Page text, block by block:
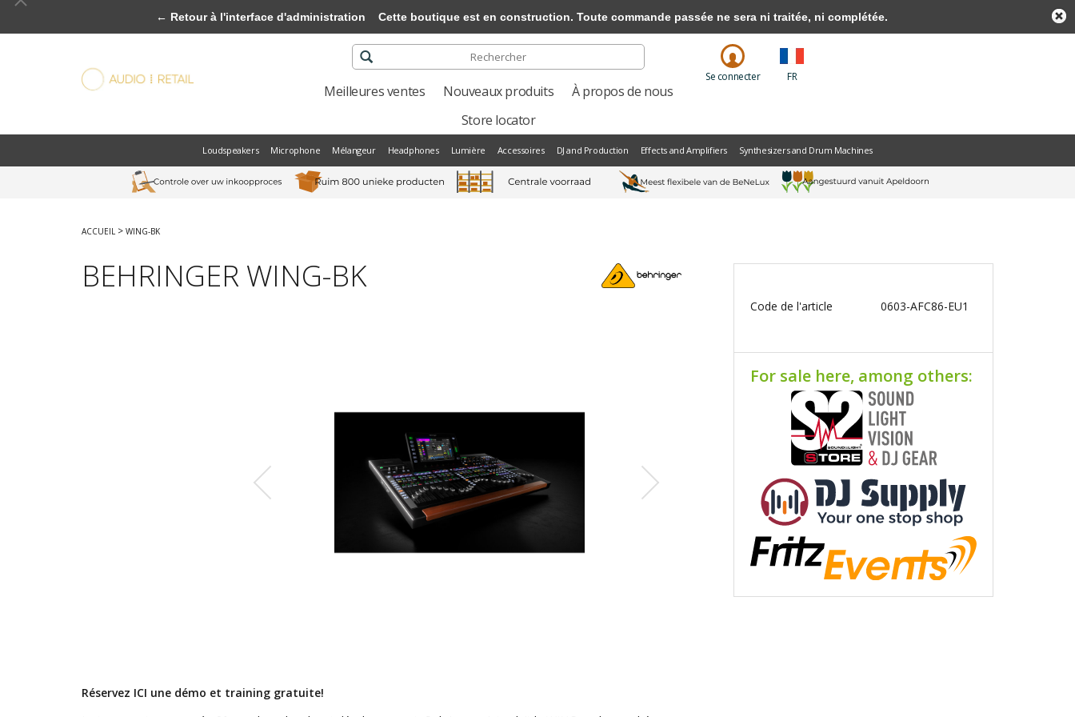
Meilleures ventes Nouveaux produits
À propos de nous
Store locator
Se connecter FR
Loudspeakers Microphone Mélangeur Headphones Lumière Accessoires DJ and Production Effects and Amplifiers Synthesizers and Drum Machines
ACCUEIL > WING-BK
BEHRINGER WING-BK
Réservez ICI une démo et training gratuite!
Code de l'article 0603-AFC86-EU1
For sale here, among others:
← Retour à l'interface d'administration Cette boutique est en construction. Toute commande passée ne sera ni traitée, ni complétée.